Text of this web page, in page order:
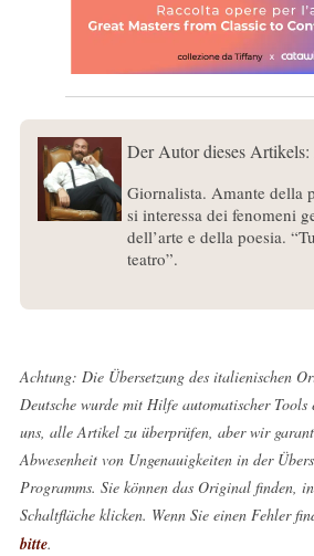
Der Autor dieses Artikels:
Giornalista. Amante della
si interessa dei fenomeni
dell’arte e della poesia.
teatro”.
Achtung: Die Übersetzung des italienischen
Deutsche wurde mit Hilfe automatischer
uns, alle Artikel zu überprüfen, aber wir
Abwesenheit von Ungenauigkeiten in der
Programms. Sie können das Original finden,
Schaltfläche klicken. Wenn Sie einen Fehler
bitte.